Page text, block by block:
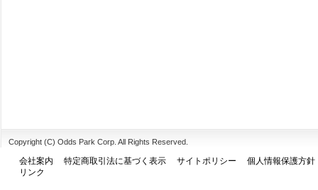
Copyright (C) Odds Park Corp. All Rights Reserved.
会社案内 特定商取引法に基づく表示 サイトポリシー
個人情報保護方針
リンク